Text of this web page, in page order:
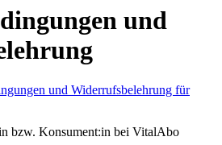
und
und Widerrufsbelehrung für
bzw. Konsument:in bei VitalAbo